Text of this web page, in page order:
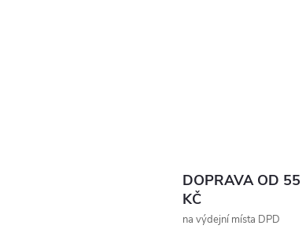
DOPRAVA OD 55
KČ
na výdejní místa DPD